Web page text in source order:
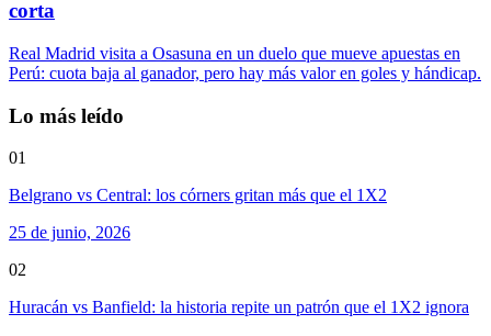
corta
Real Madrid visita a Osasuna en un duelo que mueve apuestas en
Perú: cuota baja al ganador, pero hay más valor en goles y hándicap.
Lo más leído
01
Belgrano vs Central: los córners gritan más que el 1X2
25 de junio, 2026
02
Huracán vs Banfield: la historia repite un patrón que el 1X2 ignora